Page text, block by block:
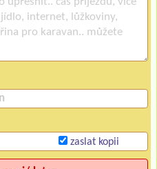
zaslat kopii